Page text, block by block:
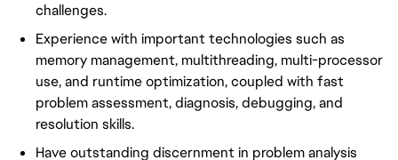
challenges.
Experience with important technologies such as
memory management, multithreading, multi-processor
use, and runtime optimization, coupled with fast
problem assessment, diagnosis, debugging, and
resolution skills.
Have outstanding discernment in problem analysis